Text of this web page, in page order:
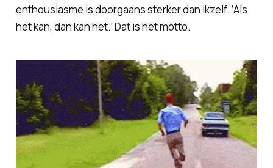
enthousiasme is doorgaans sterker dan ikzelf. ‘Als
het kan, dan kan het.’ Dat is het motto.